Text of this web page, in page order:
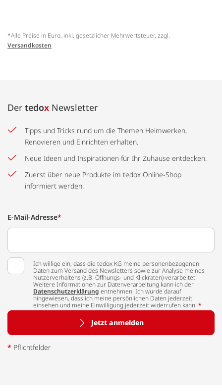
*Alle Preise in Euro, inkl. gesetzlicher Mehrwertsteuer, zzgl.
Versandkosten
Der tedox Newsletter
Tipps und Tricks rund um die Themen Heimwerken,
Renovieren und Einrichten erhalten.
Neue Ideen und Inspirationen für Ihr Zuhause entdecken.
Zuerst über neue Produkte im tedox Online-Shop
informiert werden.
E-Mail-Adresse*
Ich willige ein, dass die tedox KG meine personenbezogenen
Daten zum Versand des Newsletters sowie zur Analyse meines
Nutzerverhaltens (z.B. Öffnungs- und Klickraten) verarbeitet.
Weitere Informationen zur Datenverarbeitung kann ich der
Datenschutzerklärung entnehmen. Ich wurde darauf
hingewiesen, dass ich meine persönlichen Daten jederzeit
einsehen und meine Einwilligung jederzeit widerrufen kann. *
Jetzt anmelden
* Pflichtfelder